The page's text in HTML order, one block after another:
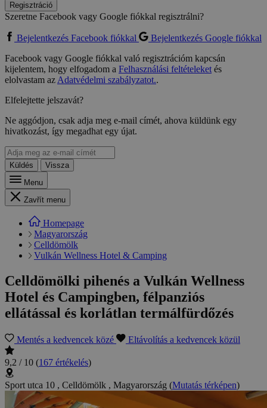
Regisztráció
Szeretne Facebook vagy Google fiókkal regisztrálni?
Bejelentkezés Facebook fiókkal
Bejelentkezés Google fiókkal
Facebook vagy Google fiókkal való regisztrációm kapcsán
kijelentem, hogy elfogadom a Felhasználási feltételeketés
elolvastam azAdatvédelmi szabályzatot..
Elfelejtette jelszavát?
Ne aggódjon, csak adja meg e-mail címét, ahova küldünk egy
hivatkozást, így megadhat egy újat.
Küldés
Vissza
Menu
Zavřít menu
Homepage
Magyarország
Celldömölk
Vulkán Wellness Hotel & Camping
Celldömölki pihenés a Vulkán Wellness
Hotel és Campingben, félpanziós
ellátással és korlátlan termálfürdőzés
Mentés a kedvencek közé Eltávolítás a kedvencek közül
9,2 / 10 (167 értékelés)
Sport utca 10 , Celldömölk , Magyarország (Mutatás térképen)